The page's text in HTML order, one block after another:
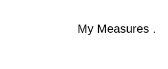
. My Measures